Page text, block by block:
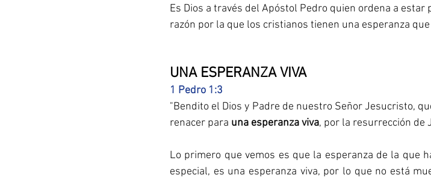
‌Es Dios a través del Apóstol Pedro quien ordena a
razón por la que los cristianos tienen una esperanza
UNA ESPERANZA VIVA
1 Pedro 1:3
"Bendito el Dios y Padre de nuestro Señor Jesucristo,
renacer para una esperanza viva, por la resurrección de
Lo primero que vemos es que la esperanza de la que
especial, es una esperanza viva, por lo que no está